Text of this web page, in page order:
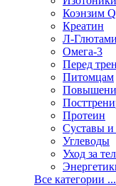
Коэнзим
Креатин
Л-
Омега-3
Перед
Питомцам
Протеин
Суставы и
Углеводы
Уход за
Все категории ...